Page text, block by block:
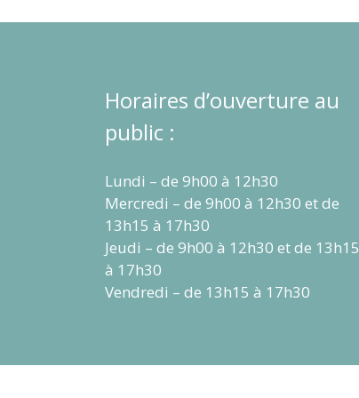
Horaires d’ouverture au
public :
Lundi – de 9h00 à 12h30
Mercredi – de 9h00 à 12h30 et de
13h15 à 17h30
Jeudi – de 9h00 à 12h30 et de 13h15
à 17h30
Vendredi – de 13h15 à 17h30